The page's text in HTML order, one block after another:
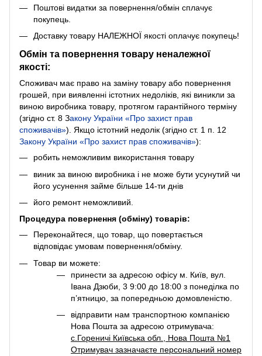
Поштові видатки за повернення/обмін сплачує
покупець.
Доставку товару НАЛЕЖНОЇ якості оплачує покупець!
Обмін та повернення товару неналежної
якості:
Споживач має право на заміну товару або повернення
грошей, при виявленні істотних недоліків, які виникли за
виною виробника товару, протягом гарантійного терміну
(згідно ст. 8 Закону України «Про захист прав
споживачів»). Якщо істотний недолік (згідно ст. 1 п. 12
Закону України «Про захист прав споживачів»):
робить неможливим використання товару
виник за виною виробника і не може бути усунутий чи
його усунення займе більше 14-ти днів
його ремонт неможливий.
Процедура повернення (обміну) товарів:
Переконайтеся, що товар, що повертається
відповідає умовам повернення/обміну.
Товар ви можете:
принести за адресою офісу м. Київ, вул.
Івана Дзюби, 3 9:00 до 18:00 з понеділка по
п’ятницю, за попередньою домовленістю.
відправити нам транспортною компанією
Нова Пошта за адресою отримувача:
с.Гореничі Київська обл., Нова Пошта №1
Отримувач зазначаєте персональний номер